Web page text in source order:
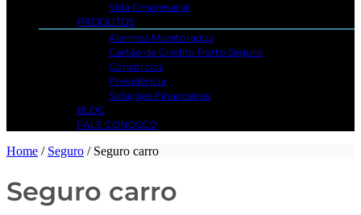
Vida Empresarial
PRODUTOS
Alarmes Monitorados
Cartão de Crédito Porto Seguro
Consórcios
Previdência
Soluções Financeiras
BLOG
FALE CONOSCO
Home / Seguro /Seguro carro
Seguro carro